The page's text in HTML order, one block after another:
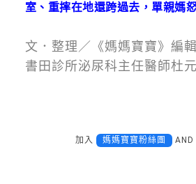
室、重摔在地還跨過去，單親媽
文．整理／《媽媽寶寶》編
書田診所泌尿科主任醫師杜
加入 媽媽寶寶粉絲團 AND